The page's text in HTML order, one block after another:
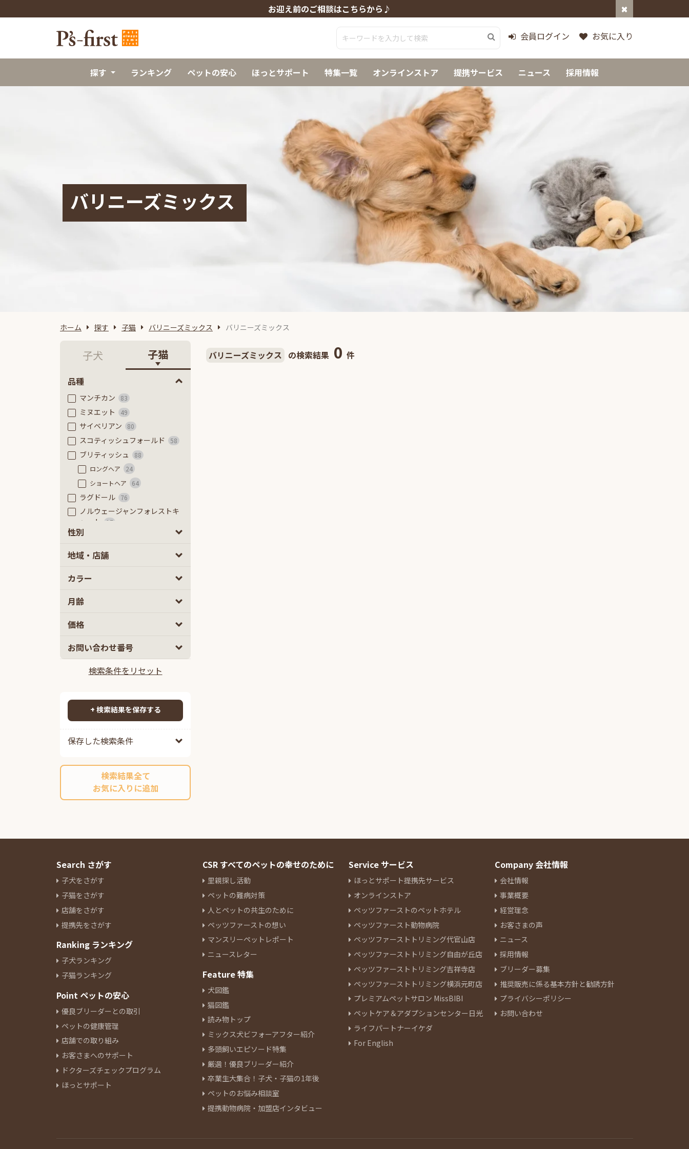
お迎え前のご相談はこちらから♪
会員ログイン お気に入り
探す ランキング ペットの安心 ほっとサポート 特集一覧 オンラインストア 提携サービス ニュース 採用情報
バリニーズミックス
ホーム 探す 子猫 バリニーズミックス バリニーズミックス
子犬 子猫
品種
マンチカン 83
ミヌエット 49
サイベリアン 80
スコティッシュフォールド 58
ブリティッシュ
88
ロングヘア
24
ショートヘア
64
ラグドール 76
ノルウェージャンフォレストキ
ャット
17
ラガマフィン
ベンガル
アメリカンカール
ロングヘアー 5
ジェネッタ
ペルシャ 20
ソマリ 3
ロシアンブルー
メインクーン
スフィンクス 1
アビシニアン 1
ボンベイ 1
フォールデックス
フォールデックス
ラムキン
ネヴァマスカレード
オリエンタルショートヘアー
トンキニーズ 1
性別
男の子 0
地域・店舗
カラー
月齢
2 5
2ヵ月 5ヵ月以上
価格
10 100
100万円以上
お問い合わせ番号
検索する
検索条件をリセット
+ 検索結果を保存する
保存した検索条件
検索結果全て
お気に入りに追加
バリニーズミックス の検索結果 0 件
Search さがす
子犬をさがす
子猫をさがす
店舗をさがす
提携先をさがす
Ranking ランキング
子犬ランキング
子猫ランキング
Point ペットの安心
優良ブリーダーとの取引
ペットの健康管理
店舗での取り組み
お客さまへのサポート
ドクターズチェックプログラム
ほっとサポート
CSR すべてのペットの幸せのために
里親探し活動
ペットの難病対策
人とペットの共生のために
ペッツファーストの想い
マンスリーペットレポート
ニュースレター
Feature 特集
犬図鑑
猫図鑑
読み物トップ
ミックス犬ビフォーアフター紹介
多頭飼いエピソード特集
厳選！優良ブリーダー紹介
卒業生大集合！子犬・子猫の1年後
ペットのお悩み相談室
提携動物病院・加盟店インタビュー
Service サービス
ほっとサポート提携先サービス
オンラインストア
ペッツファーストのペットホテル
ペッツファースト動物病院
ペッツファーストトリミング代官山店
ペッツファーストトリミング自由が丘店
ペッツファーストトリミング吉祥寺店
ペッツファーストトリミング横浜元町店
プレミアムペットサロン MissBIBI
ペットケア＆アダプションセンター日光
ライフパートナーイケダ
For English
Company 会社情報
会社情報
事業概要
経営理念
お客さまの声
ニュース
採用情報
ブリーダー募集
推奨販売に係る基本方針と勧誘方針
プライバシーポリシー
お問い合わせ